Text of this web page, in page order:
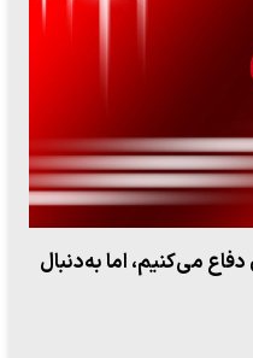
می‌کنیم، اما به‌دنبال